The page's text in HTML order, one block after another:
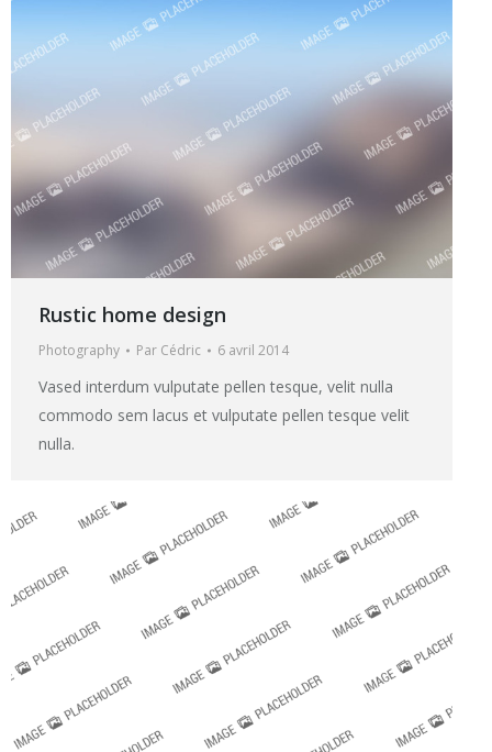
Rustic home design
Photography Par Cédric 6 avril 2014
Vased interdum vulputate pellen tesque, velit nulla
commodo sem lacus et vulputate pellen tesque velit
nulla.